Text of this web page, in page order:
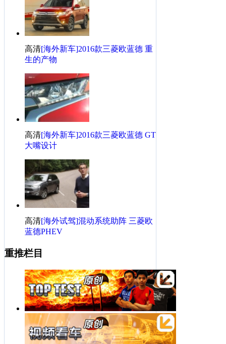
冬季行车，车内雾气或成为致命隐患
·车内气味异常应变方法
·高速路爆胎瞬间应急方法
·《放弃我抓紧我》霸道欧蓝德，又会擦出怎样火花？
·谈谈SUV发展史。。。
·最强攻略，2047法则识好车"
·你的刹车片为什么用不久？
未来欧蓝德长这样
·春运神器那么多，你会选择哪一种！
高清[海外新车]2016款三菱欧蓝德 重
生的产物
高清[海外新车]2016款三菱欧蓝德 GT
大嘴设计
高清[海外试驾]混动系统助阵 三菱欧
蓝德PHEV
重推栏目